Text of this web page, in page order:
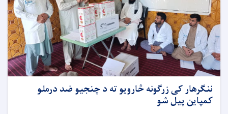
ننګرهار کی زرګونه څارویو ته د چنجیو ضد درملو
کمپاین پیل شو